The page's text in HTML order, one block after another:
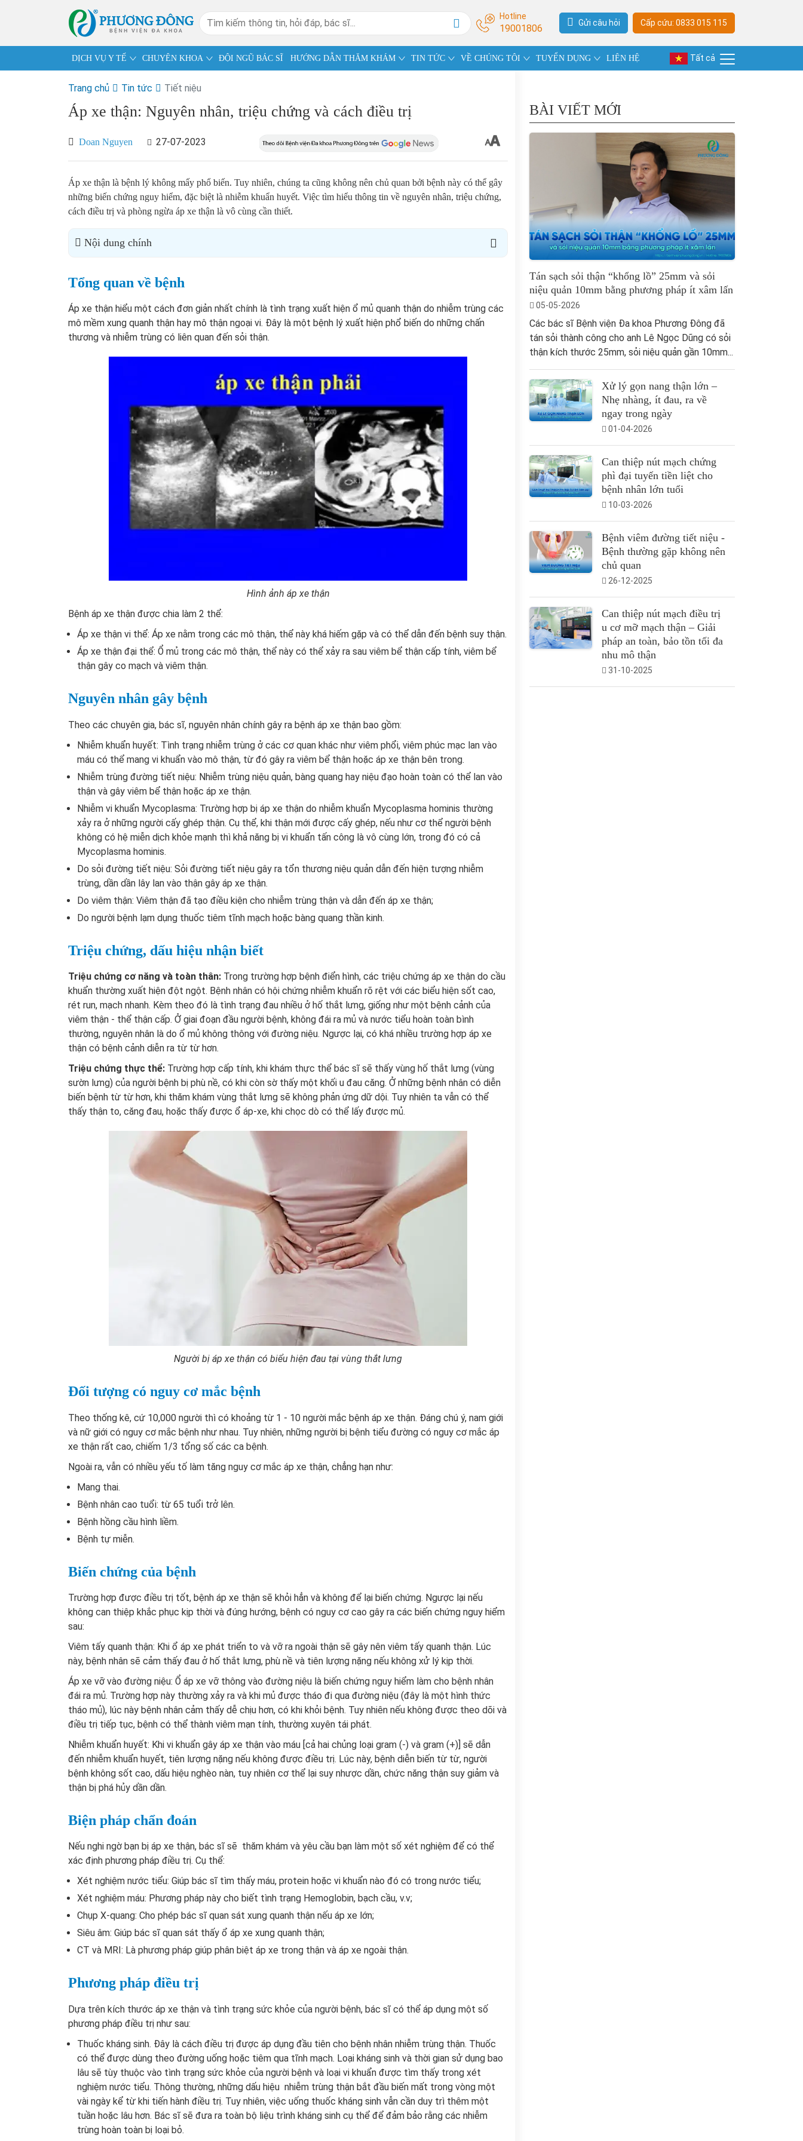
Hotline
19001806 Gửi câu hỏi Cấp cứu: 0833 015 115
DỊCH VỤ Y TẾ CHUYÊN KHOA ĐỘI NGŨ BÁC SĨ HƯỚNG DẪN THĂM KHÁM TIN TỨC VỀ CHÚNG TÔI TUYỂN DỤNG LIÊN HỆ Tất cả
Trang chủ Tin tức Tiết niệu
Áp xe thận: Nguyên nhân, triệu chứng và cách điều trị
Doan Nguyen 27-07-2023
Áp xe thận là bệnh lý không mấy phổ biến. Tuy nhiên, chúng ta cũng không nên chủ quan bởi bệnh này có thể gây
những biến chứng nguy hiểm, đặc biệt là nhiễm khuẩn huyết. Việc tìm hiểu thông tin về nguyên nhân, triệu chứng,
cách điều trị và phòng ngừa áp xe thận là vô cùng cần thiết.
Nội dung chính
Tổng quan về bệnh
Áp xe thận hiểu một cách đơn giản nhất chính là tình trạng xuất hiện ổ mủ quanh thận do nhiễm trùng các
mô mềm xung quanh thận hay mô thận ngoại vi. Đây là một bệnh lý xuất hiện phổ biến do những chấn
thương và nhiễm trùng có liên quan đến sỏi thận.
Hình ảnh áp xe thận
Bệnh áp xe thận được chia làm 2 thể:
Áp xe thận vi thể: Áp xe nằm trong các mô thận, thể này khá hiếm gặp và có thể dẫn đến bệnh suy thận.
Áp xe thận đại thể: Ổ mủ trong các mô thận, thể này có thể xảy ra sau viêm bể thận cấp tính, viêm bể
thận gây co mạch và viêm thận.
Nguyên nhân gây bệnh
Theo các chuyên gia, bác sĩ, nguyên nhân chính gây ra bệnh áp xe thận bao gồm:
Nhiễm khuẩn huyết: Tình trạng nhiễm trùng ở các cơ quan khác như viêm phổi, viêm phúc mạc lan vào
máu có thể mang vi khuẩn vào mô thận, từ đó gây ra viêm bể thận hoặc áp xe thận bên trong.
Nhiễm trùng đường tiết niệu: Nhiễm trùng niệu quản, bàng quang hay niệu đạo hoàn toàn có thể lan vào
thận và gây viêm bể thận hoặc áp xe thận.
Nhiễm vi khuẩn Mycoplasma: Trường hợp bị áp xe thận do nhiễm khuẩn Mycoplasma hominis thường
xảy ra ở những người cấy ghép thận. Cụ thể, khi thận mới được cấy ghép, nếu như cơ thể người bệnh
không có hệ miễn dịch khỏe mạnh thì khả năng bị vi khuẩn tấn công là vô cùng lớn, trong đó có cả
Mycoplasma hominis.
Do sỏi đường tiết niệu: Sỏi đường tiết niệu gây ra tổn thương niệu quản dẫn đến hiện tượng nhiễm
trùng, dần dần lây lan vào thận gây áp xe thận.
Do viêm thận: Viêm thận đã tạo điều kiện cho nhiễm trùng thận và dẫn đến áp xe thận;
Do người bệnh lạm dụng thuốc tiêm tĩnh mạch hoặc bàng quang thần kinh.
Triệu chứng, dấu hiệu nhận biết
Triệu chứng cơ năng và toàn thân: Trong trường hợp bệnh điển hình, các triệu chứng áp xe thận do cầu
khuẩn thường xuất hiện đột ngột. Bệnh nhân có hội chứng nhiễm khuẩn rõ rệt với các biểu hiện sốt cao,
rét run, mạch nhanh. Kèm theo đó là tình trạng đau nhiều ở hố thắt lưng, giống như một bệnh cảnh của
viêm thận - thể thận cấp. Ở giai đoạn đầu người bệnh, không đái ra mủ và nước tiểu hoàn toàn bình
thường, nguyên nhân là do ổ mủ không thông với đường niệu. Ngược lại, có khá nhiều trường hợp áp xe
thận có bệnh cảnh diễn ra từ từ hơn.
Triệu chứng thực thể: Trường hợp cấp tính, khi khám thực thể bác sĩ sẽ thấy vùng hố thắt lưng (vùng
sườn lưng) của người bệnh bị phù nề, có khi còn sờ thấy một khối u đau căng. Ở những bệnh nhân có diễn
biến bệnh từ từ hơn, khi thăm khám vùng thắt lưng sẽ không phản ứng dữ dội. Tuy nhiên ta vẫn có thể
thấy thận to, căng đau, hoặc thấy được ổ áp-xe, khi chọc dò có thể lấy được mủ.
Người bị áp xe thận có biểu hiện đau tại vùng thắt lưng
Đối tượng có nguy cơ mắc bệnh
Theo thống kê, cứ 10,000 người thì có khoảng từ 1 - 10 người mắc bệnh áp xe thận. Đáng chú ý, nam giới
và nữ giới có nguy cơ mắc bệnh như nhau. Tuy nhiên, những người bị bệnh tiểu đường có nguy cơ mắc áp
xe thận rất cao, chiếm 1/3 tổng số các ca bệnh.
Ngoài ra, vẫn có nhiều yếu tố làm tăng nguy cơ mắc áp xe thận, chẳng hạn như:
Mang thai.
Bệnh nhân cao tuổi: từ 65 tuổi trở lên.
Bệnh hồng cầu hình liềm.
Bệnh tự miễn.
Biến chứng của bệnh
Trường hợp được điều trị tốt, bệnh áp xe thận sẽ khỏi hẳn và không để lại biến chứng. Ngược lại nếu
không can thiệp khắc phục kịp thời và đúng hướng, bệnh có nguy cơ cao gây ra các biến chứng nguy hiểm
sau:
Viêm tấy quanh thận: Khi ổ áp xe phát triển to và vỡ ra ngoài thận sẽ gây nên viêm tấy quanh thận. Lúc
này, bệnh nhân sẽ cảm thấy đau ở hố thắt lưng, phù nề và tiên lượng nặng nếu không xử lý kịp thời.
Áp xe vỡ vào đường niệu: Ổ áp xe vỡ thông vào đường niệu là biến chứng nguy hiểm làm cho bệnh nhân
đái ra mủ. Trường hợp này thường xảy ra và khi mủ được tháo đi qua đường niệu (đây là một hình thức
tháo mủ), lúc này bệnh nhân cảm thấy dễ chịu hơn, có khi khỏi bệnh. Tuy nhiên nếu không được theo dõi và
điều trị tiếp tục, bệnh có thể thành viêm mạn tính, thường xuyên tái phát.
Nhiễm khuẩn huyết: Khi vi khuẩn gây áp xe thận vào máu [cả hai chủng loại gram (-) và gram (+)] sẽ dẫn
đến nhiễm khuẩn huyết, tiên lượng nặng nếu không được điều trị. Lúc này, bệnh diễn biến từ từ, người
bệnh không sốt cao, dấu hiệu nghèo nàn, tuy nhiên cơ thể lại suy nhược dần, chức năng thận suy giảm và
thận bị phá hủy dần dần.
Biện pháp chẩn đoán
Nếu nghi ngờ bạn bị áp xe thận, bác sĩ sẽ thăm khám và yêu cầu bạn làm một số xét nghiệm để có thể
xác định phương pháp điều trị. Cụ thể:
Xét nghiệm nước tiểu: Giúp bác sĩ tìm thấy máu, protein hoặc vi khuẩn nào đó có trong nước tiểu;
Xét nghiệm máu: Phương pháp này cho biết tình trạng Hemoglobin, bạch cầu, v.v;
Chụp X-quang: Cho phép bác sĩ quan sát xung quanh thận nếu áp xe lớn;
Siêu âm: Giúp bác sĩ quan sát thấy ổ áp xe xung quanh thận;
CT và MRI: Là phương pháp giúp phân biệt áp xe trong thận và áp xe ngoài thận.
Phương pháp điều trị
Dựa trên kích thước áp xe thận và tình trạng sức khỏe của người bệnh, bác sĩ có thể áp dụng một số
phương pháp điều trị như sau:
Thuốc kháng sinh. Đây là cách điều trị được áp dụng đầu tiên cho bệnh nhân nhiễm trùng thận. Thuốc
có thể được dùng theo đường uống hoặc tiêm qua tĩnh mạch. Loại kháng sinh và thời gian sử dụng bao
lâu sẽ tùy thuộc vào tình trạng sức khỏe của người bệnh và loại vi khuẩn được tìm thấy trong xét
nghiệm nước tiểu. Thông thường, những dấu hiệu nhiễm trùng thận bắt đầu biến mất trong vòng một
vài ngày kể từ khi tiến hành điều trị. Tuy nhiên, việc uống thuốc kháng sinh vẫn cần duy trì thêm một
tuần hoặc lâu hơn. Bác sĩ sẽ đưa ra toàn bộ liệu trình kháng sinh cụ thể để đảm bảo rằng các nhiễm
trùng hoàn toàn bị loại bỏ.
BÀI VIẾT MỚI
Tán sạch sỏi thận “khổng lồ” 25mm và sỏi
niệu quản 10mm bằng phương pháp ít xâm lấn
05-05-2026
Các bác sĩ Bệnh viện Đa khoa Phương Đông đã
tán sỏi thành công cho anh Lê Ngọc Dũng có sỏi
thận kích thước 25mm, sỏi niệu quản gần 10mm...
Xử lý gọn nang thận lớn –
Nhẹ nhàng, ít đau, ra về
ngay trong ngày
01-04-2026
Can thiệp nút mạch chứng
phì đại tuyến tiền liệt cho
bệnh nhân lớn tuổi
10-03-2026
Bệnh viêm đường tiết niệu -
Bệnh thường gặp không nên
chủ quan
26-12-2025
Can thiệp nút mạch điều trị
u cơ mỡ mạch thận – Giải
pháp an toàn, bảo tồn tối đa
nhu mô thận
31-10-2025